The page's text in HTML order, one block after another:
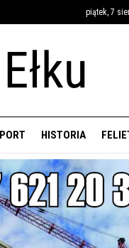
piątek, 7
HISTORIA